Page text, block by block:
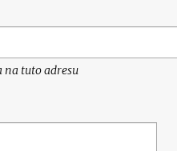
na tuto adresu